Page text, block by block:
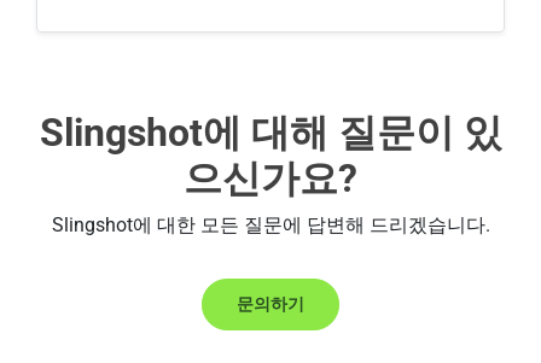
Slingshot에 대해 질문이 있
으신가요?
Slingshot에 대한 모든 질문에 답변해 드리겠습니다.
문의하기